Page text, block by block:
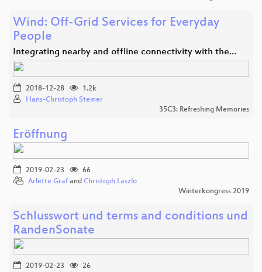
Wind: Off-Grid Services for Everyday
People
Integrating nearby and offline connectivity with the…
2018-12-28
1.2k
Hans-Christoph Steiner
35C3: Refreshing Memories
Eröffnung
2019-02-23
66
Arlette Graf and Christoph Laszlo
Winterkongress 2019
Schlusswort und terms and conditions und
RandenSonate
2019-02-23
26